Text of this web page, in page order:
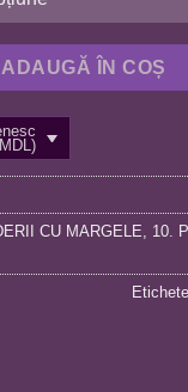
ADAUGĂ ÎN COȘ
CU MARGELE, 10.